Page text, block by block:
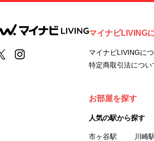
マイナビLIVING
マイナビLIVINGに
特定商取引法につい
お部屋を探す
人気の駅から探す
市ヶ谷駅 川崎